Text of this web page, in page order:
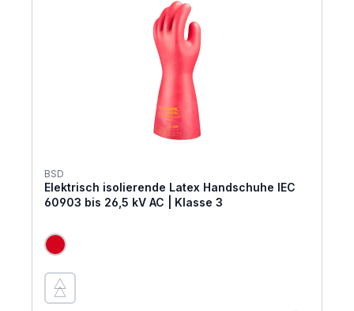
BSD
Elektrisch isolierende Latex Handschuhe IEC
60903 bis 26,5 kV AC | Klasse 3